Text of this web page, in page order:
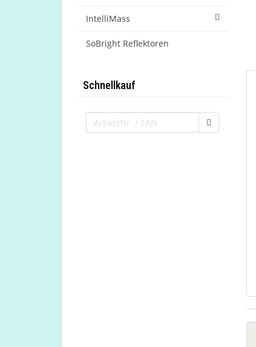
IntelliMass
SoBright Reflektoren
Schnellkauf